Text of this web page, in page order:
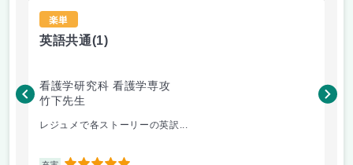
楽単
英語共通(1)
看護学研究科 看護学専攻
竹下先生
レジュメで各ストーリーの英訳...
大